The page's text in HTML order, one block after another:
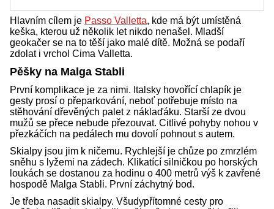
Hlavním cílem je Passo Valletta, kde má být umístěná
keška, kterou už několik let nikdo nenašel. Mladší
geokačer se na to těší jako malé dítě. Možná se podaří
zdolat i vrchol Cima Valletta.
Pěšky na Malga Stabli
První komplikace je za nimi. Italsky hovořící chlapík je
gesty prosí o přeparkování, neboť potřebuje místo na
stěhování dřevěných palet z náklaďáku. Starší ze dvou
mužů se přece nebude přezouvat. Citlivé pohyby nohou v
přezkáčích na pedálech mu dovolí pohnout s autem.
Skialpy jsou jim k ničemu. Rychlejší je chůze po zmrzlém
sněhu s lyžemi na zádech. Klikatící silničkou po horských
loukách se dostanou za hodinu o 400 metrů výš k zavřené
hospodě Malga Stabli. První záchytný bod.
Je třeba nasadit skialpy. Všudypřítomné cesty pro